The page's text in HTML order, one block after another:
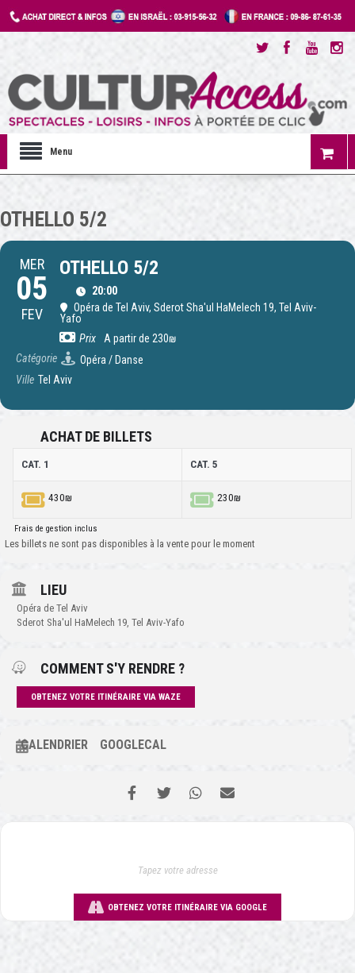
Menu
OTHELLO 5/2
MER
05
FEV
OTHELLO 5/2
20:00
Opéra de Tel Aviv, Sderot Sha'ul HaMelech 19, Tel Aviv-
Yafo
Prix
A partir de 230₪
Catégorie
Opéra / Danse
Ville Tel Aviv
ACHAT DE BILLETS
CAT. 1 CAT. 5
430₪ 230₪
Frais de gestion inclus
Les billets ne sont pas disponibles à la vente pour le moment
LIEU
Opéra de Tel Aviv
Sderot Sha'ul HaMelech 19, Tel Aviv-Yafo
COMMENT S'Y RENDRE ?
OBTENEZ VOTRE ITINÉRAIRE VIA WAZE
CALENDRIER GOOGLECAL
OBTENEZ VOTRE ITINÉRAIRE VIA GOOGLE